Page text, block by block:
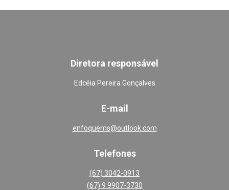
Diretora responsável
Edcéia Pereira Gonçalves
E-mail
enfoquems@outlook.com
Telefones
(67) 3042-0913
(67) 9 9907-3730